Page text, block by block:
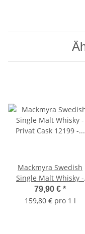
Mackmyra Swedish
Single Malt Whisky -
Privat Cask 12199 -
Kirschwein Finish,
79,90 € *
159,80 € pro 1 l